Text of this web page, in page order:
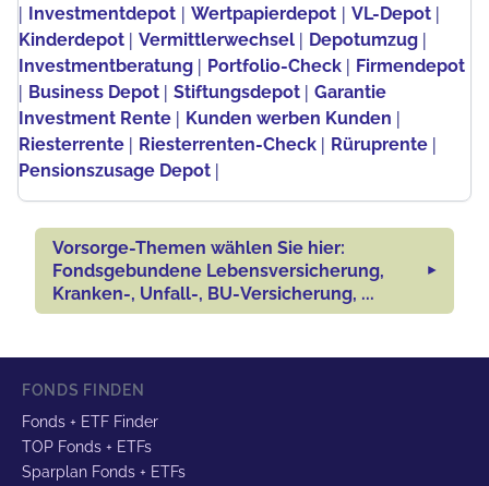
| Investmentdepot | Wertpapierdepot | VL-Depot |
Kinderdepot | Vermittlerwechsel | Depotumzug |
Investmentberatung | Portfolio-Check | Firmendepot
| Business Depot | Stiftungsdepot | Garantie
Investment Rente | Kunden werben Kunden |
Riesterrente | Riesterrenten-Check | Rüruprente |
Pensionszusage Depot |
Vorsorge-Themen wählen Sie hier:
Fondsgebundene Lebensversicherung,
Kranken-, Unfall-, BU-Versicherung, ...
FONDS FINDEN
Fonds + ETF Finder
TOP Fonds + ETFs
Sparplan Fonds + ETFs